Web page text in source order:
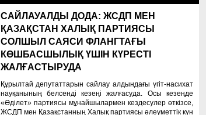
САЙЛАУАЛДЫ ДОДА: ЖСДП МЕН
ҚАЗАҚСТАН ХАЛЫҚ ПАРТИЯСЫ
СОЛШЫЛ САЯСИ ФЛАНГТАҒЫ
КӨШБАСШЫЛЫҚ ҮШІН КҮРЕСТІ
ЖАЛҒАСТЫРУДА
Құрылтай депутаттарын сайлау алдындағы үгіт-насихат
науқанының белсенді кезеңі жалғасуда. Осы кезеңде
«Әділет» партиясы мұнайшылармен кездесулер өткізсе,
ЖСДП мен Қазақстанның Халық партиясы әлеуметтік күн